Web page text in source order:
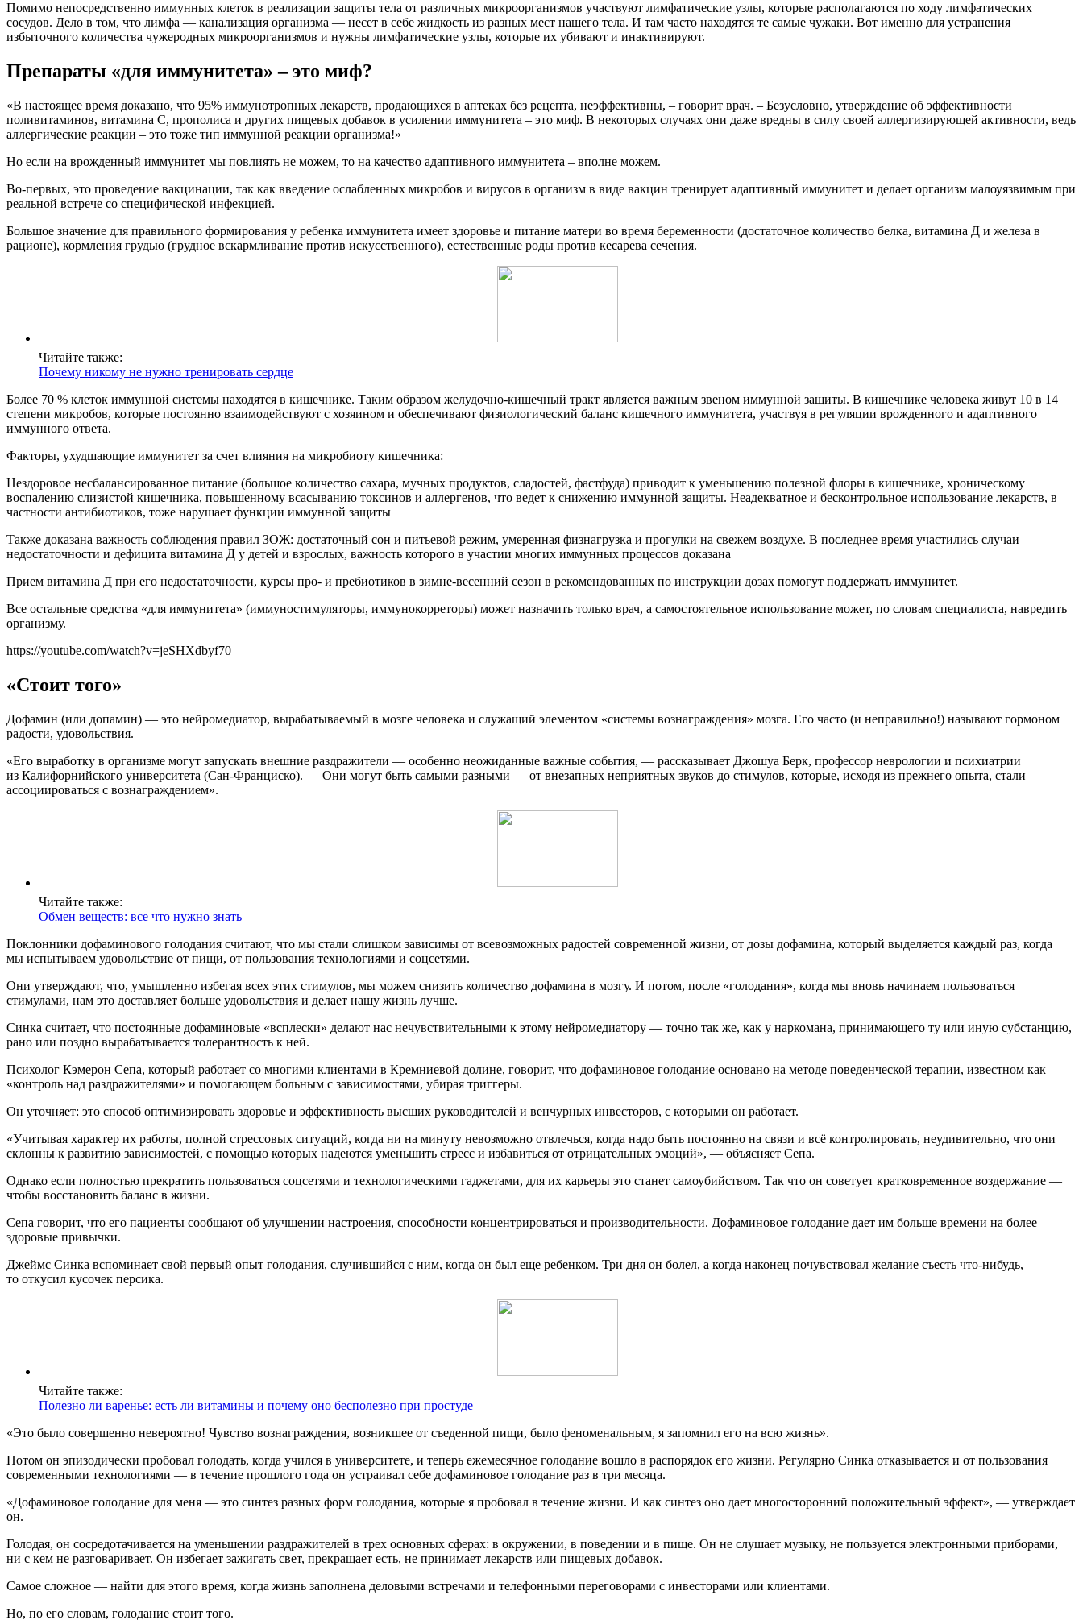
Помимо непосредственно иммунных клеток в реализации защиты тела от различных микроорганизмов участвуют лимфатические узлы, которые располагаются по ходу лимфатических
сосудов. Дело в том, что лимфа — канализация организма — несет в себе жидкость из разных мест нашего тела. И там часто находятся те самые чужаки. Вот именно для устранения
избыточного количества чужеродных микроорганизмов и нужны лимфатические узлы, которые их убивают и инактивируют.
Препараты «для иммунитета» – это миф?
«В настоящее время доказано, что 95% иммунотропных лекарств, продающихся в аптеках без рецепта, неэффективны, – говорит врач. – Безусловно, утверждение об эффективности
поливитаминов, витамина С, прополиса и других пищевых добавок в усилении иммунитета – это миф. В некоторых случаях они даже вредны в силу своей аллергизирующей активности, ведь
аллергические реакции – это тоже тип иммунной реакции организма!»
Но если на врожденный иммунитет мы повлиять не можем, то на качество адаптивного иммунитета – вполне можем.
Во-первых, это проведение вакцинации, так как введение ослабленных микробов и вирусов в организм в виде вакцин тренирует адаптивный иммунитет и делает организм малоуязвимым при
реальной встрече со специфической инфекцией.
Большое значение для правильного формирования у ребенка иммунитета имеет здоровье и питание матери во время беременности (достаточное количество белка, витамина Д и железа в
рационе), кормления грудью (грудное вскармливание против искусственного), естественные роды против кесарева сечения.
Читайте также:
Почему никому не нужно тренировать сердце
Более 70 % клеток иммунной системы находятся в кишечнике. Таким образом желудочно-кишечный тракт является важным звеном иммунной защиты. В кишечнике человека живут 10 в 14
степени микробов, которые постоянно взаимодействуют с хозяином и обеспечивают физиологический баланс кишечного иммунитета, участвуя в регуляции врожденного и адаптивного
иммунного ответа.
Факторы, ухудшающие иммунитет за счет влияния на микробиоту кишечника:
Нездоровое несбалансированное питание (большое количество сахара, мучных продуктов, сладостей, фастфуда) приводит к уменьшению полезной флоры в кишечнике, хроническому
воспалению слизистой кишечника, повышенному всасыванию токсинов и аллергенов, что ведет к снижению иммунной защиты. Неадекватное и бесконтрольное использование лекарств, в
частности антибиотиков, тоже нарушает функции иммунной защиты
Также доказана важность соблюдения правил ЗОЖ: достаточный сон и питьевой режим, умеренная физнагрузка и прогулки на свежем воздухе. В последнее время участились случаи
недостаточности и дефицита витамина Д у детей и взрослых, важность которого в участии многих иммунных процессов доказана
Прием витамина Д при его недостаточности, курсы про- и пребиотиков в зимне-весенний сезон в рекомендованных по инструкции дозах помогут поддержать иммунитет.
Все остальные средства «для иммунитета» (иммуностимуляторы, иммунокорреторы) может назначить только врач, а самостоятельное использование может, по словам специалиста, навредить
организму.
https://youtube.com/watch?v=jeSHXdbyf70
«Стоит того»
Дофамин (или допамин) — это нейромедиатор, вырабатываемый в мозге человека и служащий элементом «системы вознаграждения» мозга. Его часто (и неправильно!) называют гормоном
радости, удовольствия.
«Его выработку в организме могут запускать внешние раздражители — особенно неожиданные важные события, — рассказывает Джошуа Берк, профессор неврологии и психиатрии
из Калифорнийского университета (Сан-Франциско). — Они могут быть самыми разными — от внезапных неприятных звуков до стимулов, которые, исходя из прежнего опыта, стали
ассоциироваться с вознаграждением».
Читайте также:
Обмен веществ: все что нужно знать
Поклонники дофаминового голодания считают, что мы стали слишком зависимы от всевозможных радостей современной жизни, от дозы дофамина, который выделяется каждый раз, когда
мы испытываем удовольствие от пищи, от пользования технологиями и соцсетями.
Они утверждают, что, умышленно избегая всех этих стимулов, мы можем снизить количество дофамина в мозгу. И потом, после «голодания», когда мы вновь начинаем пользоваться
стимулами, нам это доставляет больше удовольствия и делает нашу жизнь лучше.
Синка считает, что постоянные дофаминовые «всплески» делают нас нечувствительными к этому нейромедиатору — точно так же, как у наркомана, принимающего ту или иную субстанцию,
рано или поздно вырабатывается толерантность к ней.
Психолог Кэмерон Сепа, который работает со многими клиентами в Кремниевой долине, говорит, что дофаминовое голодание основано на методе поведенческой терапии, известном как
«контроль над раздражителями» и помогающем больным с зависимостями, убирая триггеры.
Он уточняет: это способ оптимизировать здоровье и эффективность высших руководителей и венчурных инвесторов, с которыми он работает.
«Учитывая характер их работы, полной стрессовых ситуаций, когда ни на минуту невозможно отвлечься, когда надо быть постоянно на связи и всё контролировать, неудивительно, что они
склонны к развитию зависимостей, с помощью которых надеются уменьшить стресс и избавиться от отрицательных эмоций», — объясняет Сепа.
Однако если полностью прекратить пользоваться соцсетями и технологическими гаджетами, для их карьеры это станет самоубийством. Так что он советует кратковременное воздержание —
чтобы восстановить баланс в жизни.
Сепа говорит, что его пациенты сообщают об улучшении настроения, способности концентрироваться и производительности. Дофаминовое голодание дает им больше времени на более
здоровые привычки.
Джеймс Синка вспоминает свой первый опыт голодания, случившийся с ним, когда он был еще ребенком. Три дня он болел, а когда наконец почувствовал желание съесть что-нибудь,
то откусил кусочек персика.
Читайте также:
Полезно ли варенье: есть ли витамины и почему оно бесполезно при простуде
«Это было совершенно невероятно! Чувство вознаграждения, возникшее от съеденной пищи, было феноменальным, я запомнил его на всю жизнь».
Потом он эпизодически пробовал голодать, когда учился в университете, и теперь ежемесячное голодание вошло в распорядок его жизни. Регулярно Синка отказывается и от пользования
современными технологиями — в течение прошлого года он устраивал себе дофаминовое голодание раз в три месяца.
«Дофаминовое голодание для меня — это синтез разных форм голодания, которые я пробовал в течение жизни. И как синтез оно дает многосторонний положительный эффект», — утверждает
он.
Голодая, он сосредотачивается на уменьшении раздражителей в трех основных сферах: в окружении, в поведении и в пище. Он не слушает музыку, не пользуется электронными приборами,
ни с кем не разговаривает. Он избегает зажигать свет, прекращает есть, не принимает лекарств или пищевых добавок.
Самое сложное — найти для этого время, когда жизнь заполнена деловыми встречами и телефонными переговорами с инвесторами или клиентами.
Но, по его словам, голодание стоит того.